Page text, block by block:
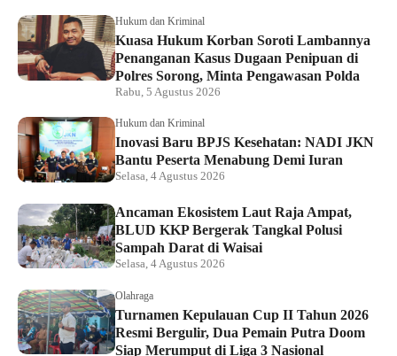
Hukum dan Kriminal
Kuasa Hukum Korban Soroti Lambannya
Penanganan Kasus Dugaan Penipuan di
Polres Sorong, Minta Pengawasan Polda
Rabu, 5 Agustus 2026
Hukum dan Kriminal
Inovasi Baru BPJS Kesehatan: NADI JKN
Bantu Peserta Menabung Demi Iuran
Selasa, 4 Agustus 2026
Ancaman Ekosistem Laut Raja Ampat,
BLUD KKP Bergerak Tangkal Polusi
Sampah Darat di Waisai
Selasa, 4 Agustus 2026
Olahraga
Turnamen Kepulauan Cup II Tahun 2026
Resmi Bergulir, Dua Pemain Putra Doom
Siap Merumput di Liga 3 Nasional